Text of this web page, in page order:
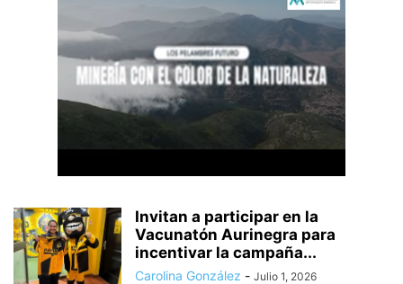
Invitan a participar en la
Vacunatón Aurinegra para
incentivar la campaña...
Carolina González - Julio 1, 2026